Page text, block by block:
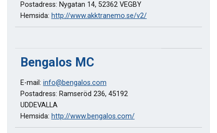
Postadress: Nygatan 14, 52362 VEGBY
Hemsida: http://www.akktranemo.se/v2/
Bengalos MC
E-mail: info@bengalos.com
Postadress: Ramseröd 236, 45192
UDDEVALLA
Hemsida: http://www.bengalos.com/